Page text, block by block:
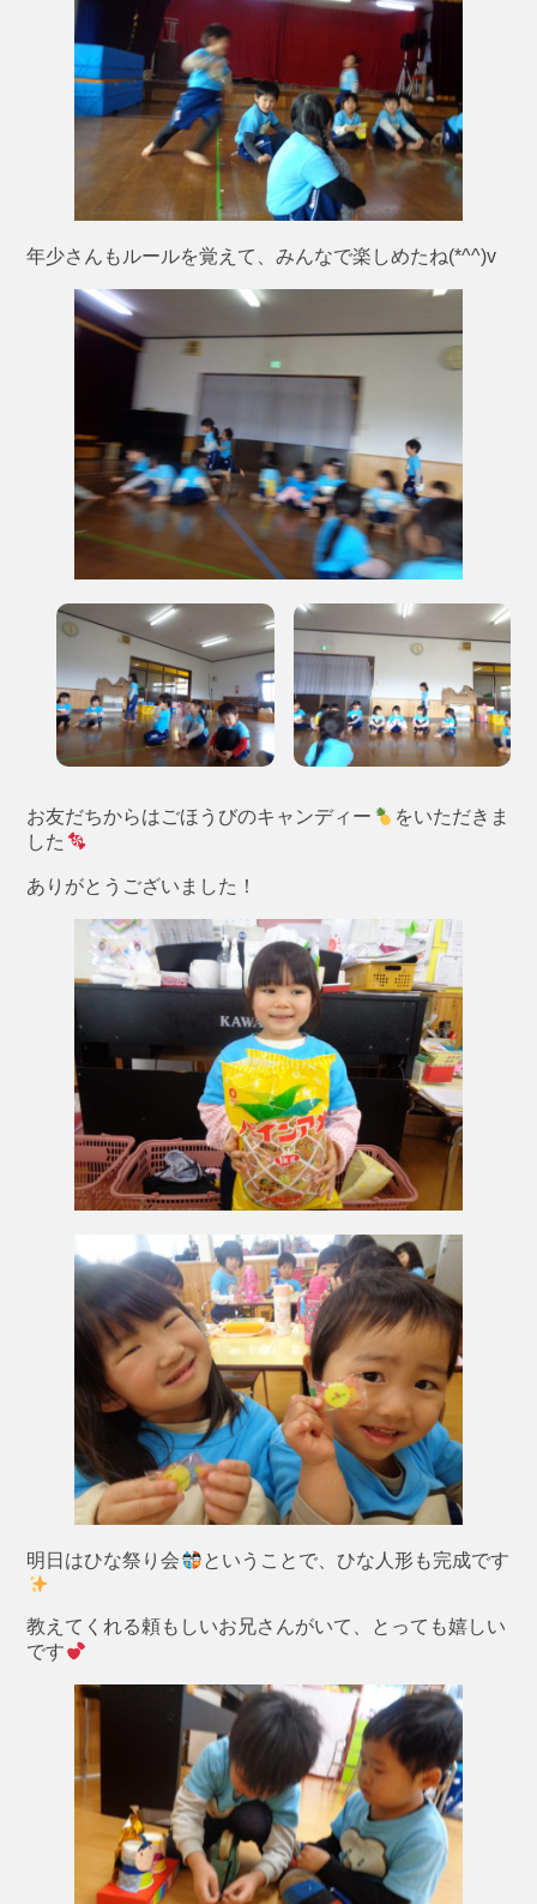
年少さんもルールを覚えて、みんなで楽しめたね(*^^)v
お友だちからはごほうびのキャンディー
をいただきま
した
ありがとうございました！
明日はひな祭り会 ということで、ひな人形も完成です
教えてくれる頼もしいお兄さんがいて、とっても嬉しい
です